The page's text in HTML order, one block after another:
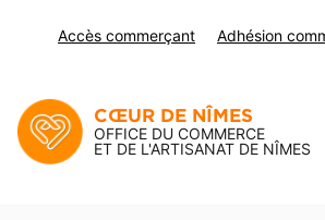
Accès commerçant Adhésion
CŒUR DE NÎMES
OFFICE DU COMMERCE
ET DE L'ARTISANAT DE NÎMES